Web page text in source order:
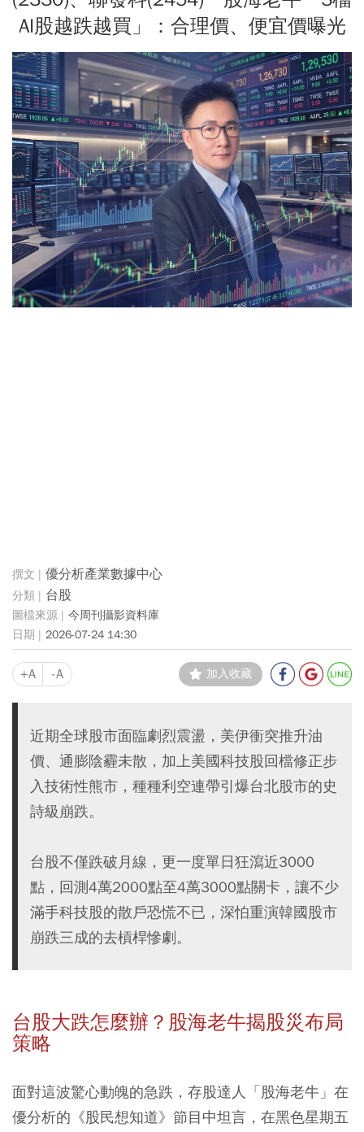
AI股越跌越買」：合理價、便宜價曝光
優分析產業數據中心
台股
今周刊攝影資料庫
2026-07-24 14:30
+A -A 加入收藏
近期全球股市面臨劇烈震盪，美伊衝突推升油
價、通膨陰霾未散，加上美國科技股回檔修正步
入技術性熊市，種種利空連帶引爆台北股市的史
詩級崩跌。
台股不僅跌破月線，更一度單日狂瀉近3000
點，回測4萬2000點至4萬3000點關卡，讓不少
滿手科技股的散戶恐慌不已，深怕重演韓國股市
崩跌三成的去槓桿慘劇。
台股大跌怎麼辦？股海老牛揭股災布局
策略
面對這波驚心動魄的急跌，存股達人「股海老牛」在
優分析的《股民想知道》節目中坦言， 在黑色星期五